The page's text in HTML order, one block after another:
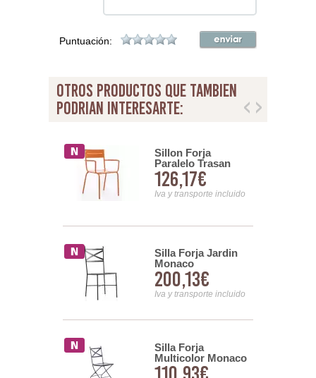
Puntuación:
otros productos que tambien
podrian interesarte:
Sillon Forja
Paralelo Trasan
126,17€
Iva y transporte incluido
Silla Forja Jardin
Monaco
200,13€
Iva y transporte incluido
Silla Forja
Multicolor Monaco